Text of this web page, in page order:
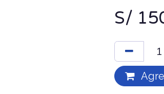
S/